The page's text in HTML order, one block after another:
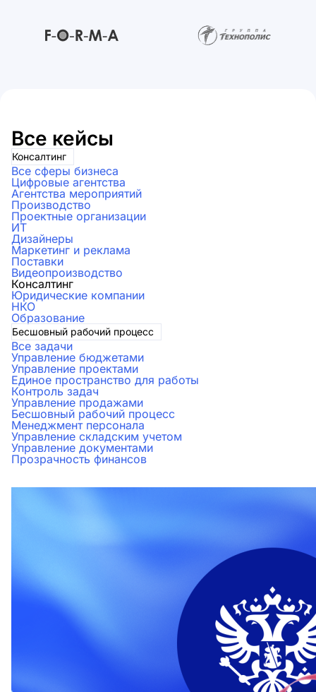
Все кейсы
Консалтинг
Все сферы бизнеса
Цифровые агентства
Агентства мероприятий
Производство
Проектные организации
ИТ
Дизайнеры
Маркетинг и реклама
Поставки
Видеопроизводство
Консалтинг
Юридические компании
НКО
Образование
Бесшовный рабочий процесс
Все задачи
Управление бюджетами
Управление проектами
Единое пространство для работы
Контроль задач
Управление продажами
Бесшовный рабочий процесс
Менеджмент персонала
Управление складским учетом
Управление документами
Прозрачность финансов